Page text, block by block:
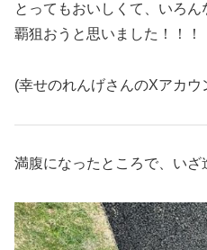
とってもおいしくて、いろ
覇狙おうと思いました！！！
(幸せのれんげさんのXアカウ
満腹になったところで、いざ